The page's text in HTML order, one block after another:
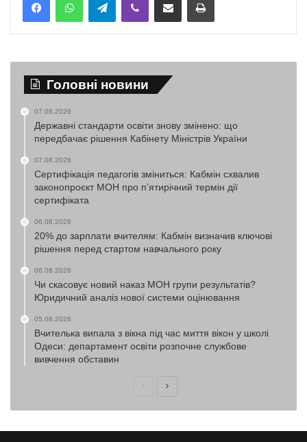
Головні новини
07.08.2026
Державні стандарти освіти знову змінено: що
передбачає рішення Кабінету Міністрів України
07.08.2026
Сертифікація педагогів зміниться: Кабмін схвалив
законопроєкт МОН про п’ятирічний термін дії
сертифіката
06.08.2026
20% до зарплати вчителям: Кабмін визначив ключові
рішення перед стартом навчального року
06.08.2026
Чи скасовує новий наказ МОН групи результатів?
Юридичний аналіз нової системи оцінювання
05.08.2026
Вчителька випала з вікна під час миття вікон у школі
Одеси: департамент освіти розпочне службове
вивчення обставин
ПопередняНаступна